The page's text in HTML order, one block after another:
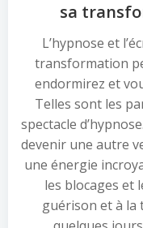
sa
L’hypnose et
transformation
endormirez et
Telles sont les
spectacle
devenir une autre
une énergie
les blocages et
guérison et à la